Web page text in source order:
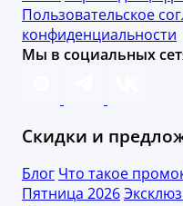
Пользовательское
конфиденциальности
Мы в социальных
Скидки и
Блог Что такое
Пятница 2026